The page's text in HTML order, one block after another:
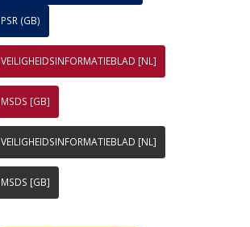
PSR (GB)
VEILIGHEIDSINFORMATIEBLAD [NL]
MSDS [GB]
VEILIGHEIDSINFORMATIEBLAD [NL]
MSDS [GB]